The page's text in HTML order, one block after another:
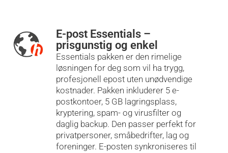
E-post Essentials –
prisgunstig og enkel
Essentials pakken er den rimelige
løsningen for deg som vil ha trygg,
profesjonell epost uten unødvendige
kostnader. Pakken inkluderer 5 e-
postkontoer, 5 GB lagringsplass,
kryptering, spam- og virusfilter og
daglig backup. Den passer perfekt for
privatpersoner, småbedrifter, lag og
foreninger. E-posten synkroniseres til